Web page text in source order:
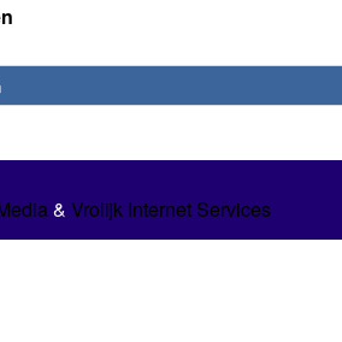
& Vrolijk Internet Services